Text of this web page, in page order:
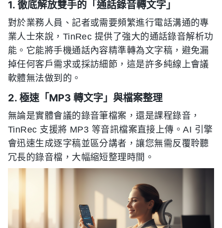
1. 徹底解放雙手的「通話錄音轉文字」
對於業務人員、記者或需要頻繁進行電話溝通的專
業人士來說，TinRec 提供了強大的通話錄音解析功
能。它能將手機通話內容精準轉為文字稿，避免漏
掉任何客戶需求或採訪細節，這是許多純線上會議
軟體無法做到的。
2. 極速「MP3 轉文字」與檔案整理
無論是實體會議的錄音筆檔案，還是課程錄音，
TinRec 支援將 MP3 等音訊檔案直接上傳。AI 引擎
會迅速生成逐字稿並區分講者，讓您無需反覆聆聽
冗長的錄音檔，大幅縮短整理時間。